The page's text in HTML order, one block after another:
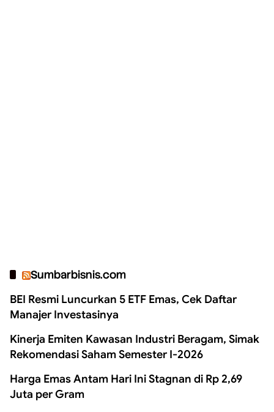
Sumbarbisnis.com
BEI Resmi Luncurkan 5 ETF Emas, Cek Daftar
Manajer Investasinya
Kinerja Emiten Kawasan Industri Beragam, Simak
Rekomendasi Saham Semester I-2026
Harga Emas Antam Hari Ini Stagnan di Rp 2,69
Juta per Gram